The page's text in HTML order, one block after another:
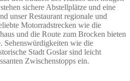
sichere Abstellplätze und eine
unser Restaurant regionale und
Motorradstrecken wie die
und die Route zum Brocken bieten
Sehenswürdigkeiten wie die
Stadt Goslar sind leicht
Zwischenstopps ein.